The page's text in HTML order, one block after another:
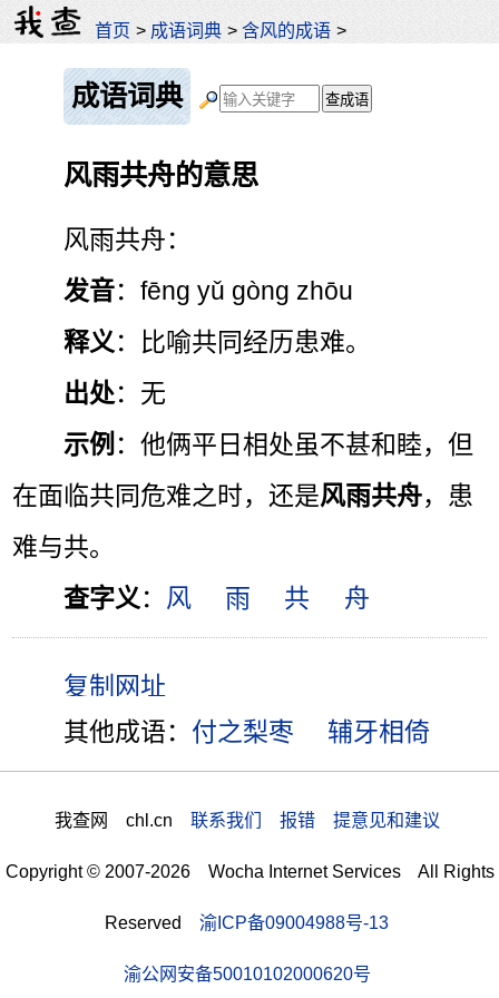
首页 > 成语词典 >含风的成语 >
成语词典
风雨共舟的意思
风雨共舟：
发音：fēng yǔ gòng zhōu
释义 ：比喻共同经历患难。
出处：无
示例 ：他俩平日相处虽不甚和睦，但
在面临共同危难之时，还是风雨共舟，患
难与共。
查字义 ： 风 雨 共 舟
其他成语： 付之梨枣 辅牙相倚
我查网 chl.cn 联系我们 报错 提意见和建议
Copyright © 2007-2026 Wocha Internet Services All Rights
Reserved 渝ICP备09004988号-13
渝公网安备50010102000620号